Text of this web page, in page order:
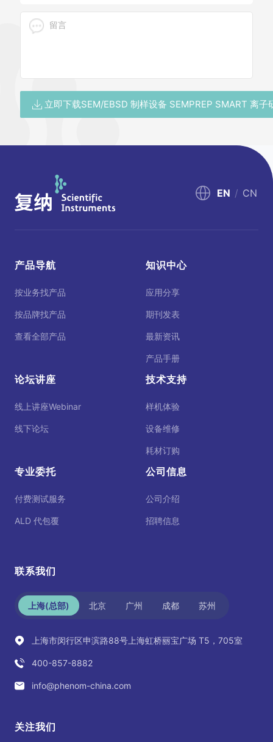
立即下载SEM/EBSD 制样设备 SEMPREP SMART 离子
EN / CN
产品导航
按业务找产品
按品牌找产品
查看全部产品
知识中心
应用分享
期刊发表
最新资讯
产品手册
论坛讲座
线上讲座Webinar
线下论坛
技术支持
样机体验
设备维修
耗材订购
专业委托
付费测试服务
ALD 代包覆
公司信息
公司介绍
招聘信息
联系我们
上海(总部) 北京 广州 成都 苏州
上海市闵行区申滨路88号上海虹桥丽宝广场 T5，705室
400-857-8882
info@phenom-china.com
关注我们